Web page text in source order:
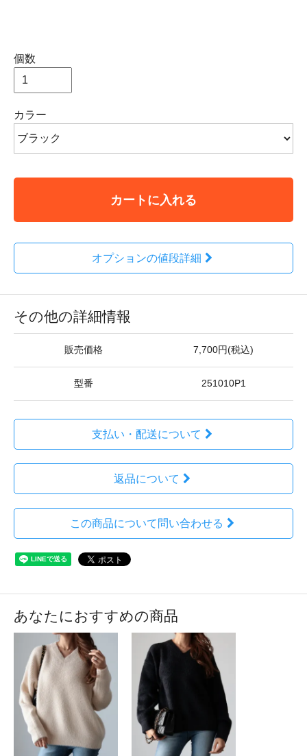
個数
カラー
カートに入れる
オプションの値段詳細
その他の詳細情報
販売価格 7,700円(税込)
型番 251010P1
支払い・配送について
返品について
この商品について問い合わせる
あなたにおすすめの商品